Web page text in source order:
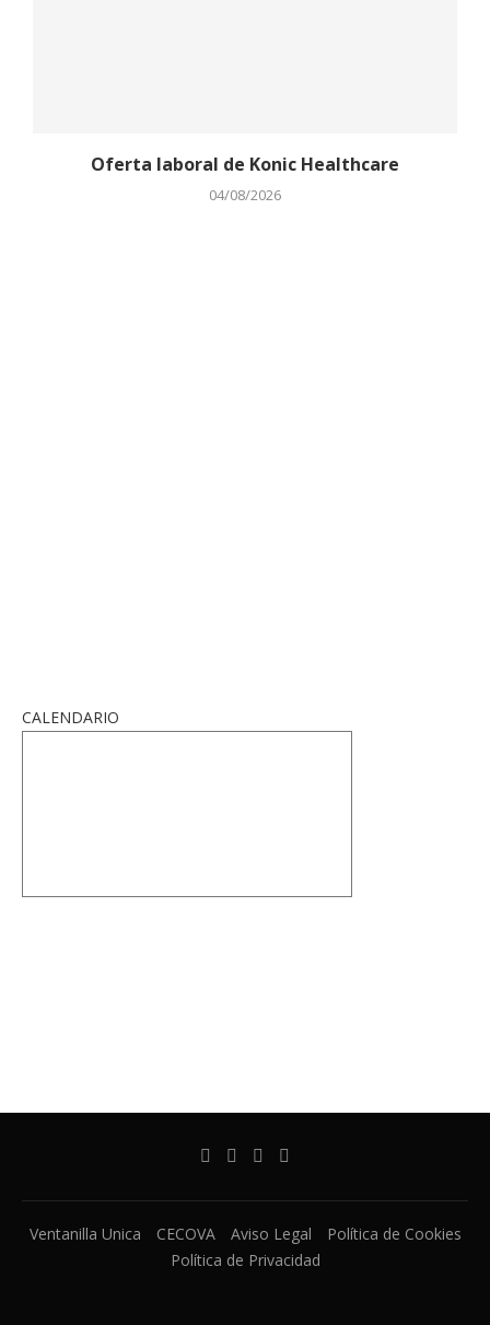
Oferta laboral de Konic Healthcare
04/08/2026
CALENDARIO
Ventanilla Unica CECOVA Aviso Legal
Política de Cookies
Política de Privacidad